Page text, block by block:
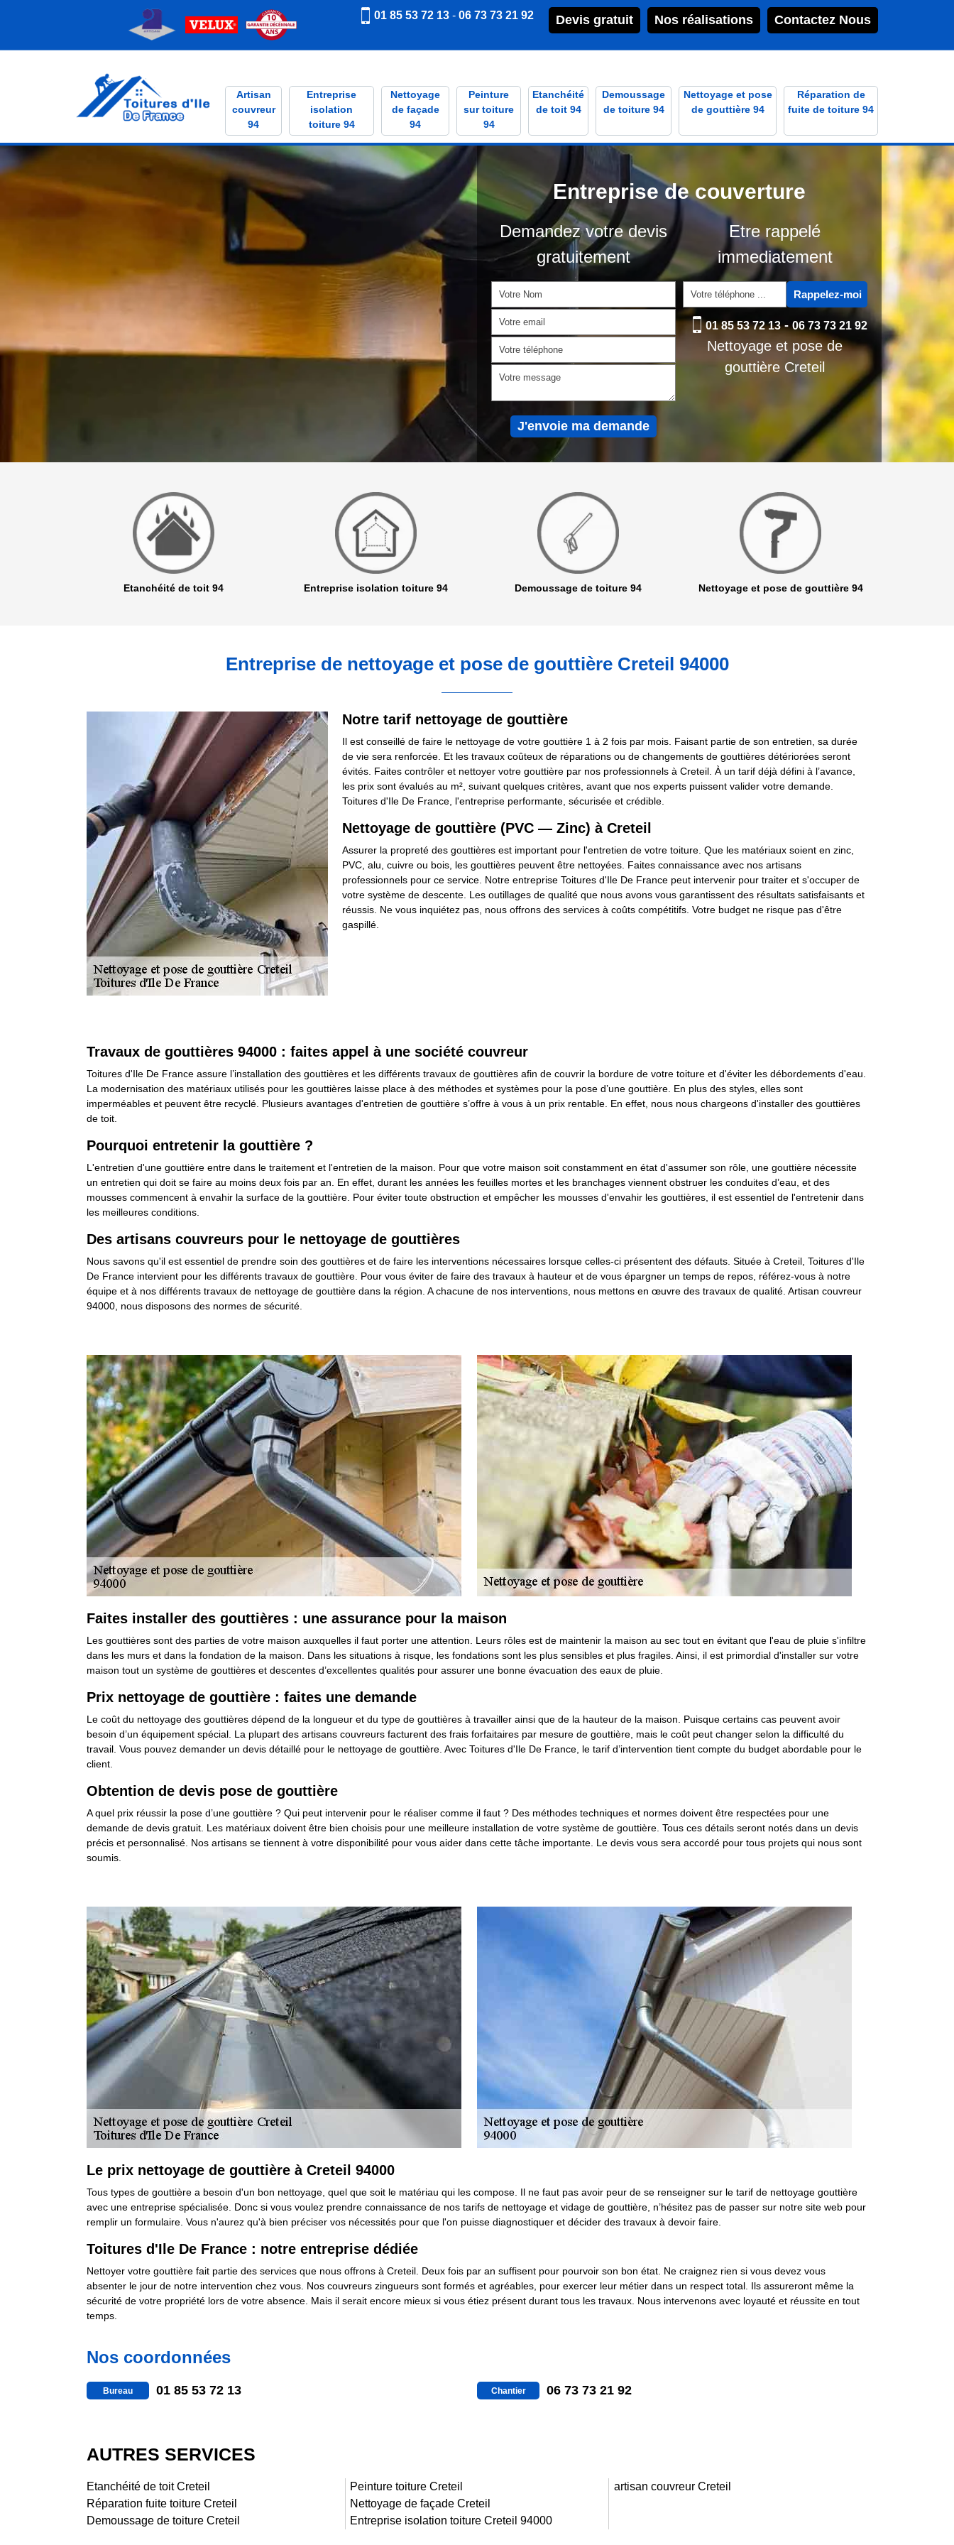
Devis gratuit Nos réalisations Contactez Nous
01 85 53 72 13 - 06 73 73 21 92
Artisan
couvreur
94
Entreprise
isolation
toiture 94
Nettoyage
de façade
94
Peinture
sur toiture
94
Etanchéité
de toit 94
Demoussage
de toiture 94
Nettoyage et pose
de gouttière 94
Réparation de
fuite de toiture 94
Entreprise de couverture
Demandez votre devis
gratuitement
Etre rappelé
immediatement
01 85 53 72 13-06 73 73 21 92
Nettoyage et pose de
gouttière Creteil
Etanchéité de toit 94 Entreprise isolation toiture 94 Demoussage de toiture 94 Nettoyage et pose de gouttière 94
Entreprise de nettoyage et pose de gouttière Creteil 94000
Notre tarif nettoyage de gouttière
Il est conseillé de faire le nettoyage de votre gouttière 1 à 2 fois par mois. Faisant partie de son entretien, sa durée
de vie sera renforcée. Et les travaux coûteux de réparations ou de changements de gouttières détériorées seront
évités. Faites contrôler et nettoyer votre gouttière par nos professionnels à Creteil. À un tarif déjà défini à l’avance,
les prix sont évalués au m², suivant quelques critères, avant que nos experts puissent valider votre demande.
Toitures d'Ile De France, l'entreprise performante, sécurisée et crédible.
Nettoyage de gouttière (PVC — Zinc) à Creteil
Assurer la propreté des gouttières est important pour l'entretien de votre toiture. Que les matériaux soient en zinc,
PVC, alu, cuivre ou bois, les gouttières peuvent être nettoyées. Faites connaissance avec nos artisans
professionnels pour ce service. Notre entreprise Toitures d'Ile De France peut intervenir pour traiter et s'occuper de
votre système de descente. Les outillages de qualité que nous avons vous garantissent des résultats satisfaisants et
réussis. Ne vous inquiétez pas, nous offrons des services à coûts compétitifs. Votre budget ne risque pas d'être
gaspillé.
Travaux de gouttières 94000 : faites appel à une société couvreur
Toitures d'Ile De France assure l’installation des gouttières et les différents travaux de gouttières afin de couvrir la bordure de votre toiture et d'éviter les débordements d'eau.
La modernisation des matériaux utilisés pour les gouttières laisse place à des méthodes et systèmes pour la pose d’une gouttière. En plus des styles, elles sont
imperméables et peuvent être recyclé. Plusieurs avantages d'entretien de gouttière s’offre à vous à un prix rentable. En effet, nous nous chargeons d'installer des gouttières
de toit.
Pourquoi entretenir la gouttière ?
L'entretien d'une gouttière entre dans le traitement et l'entretien de la maison. Pour que votre maison soit constamment en état d'assumer son rôle, une gouttière nécessite
un entretien qui doit se faire au moins deux fois par an. En effet, durant les années les feuilles mortes et les branchages viennent obstruer les conduites d’eau, et des
mousses commencent à envahir la surface de la gouttière. Pour éviter toute obstruction et empêcher les mousses d'envahir les gouttières, il est essentiel de l'entretenir dans
les meilleures conditions.
Des artisans couvreurs pour le nettoyage de gouttières
Nous savons qu'il est essentiel de prendre soin des gouttières et de faire les interventions nécessaires lorsque celles-ci présentent des défauts. Située à Creteil, Toitures d'Ile
De France intervient pour les différents travaux de gouttière. Pour vous éviter de faire des travaux à hauteur et de vous épargner un temps de repos, référez-vous à notre
équipe et à nos différents travaux de nettoyage de gouttière dans la région. A chacune de nos interventions, nous mettons en œuvre des travaux de qualité. Artisan couvreur
94000, nous disposons des normes de sécurité.
Faites installer des gouttières : une assurance pour la maison
Les gouttières sont des parties de votre maison auxquelles il faut porter une attention. Leurs rôles est de maintenir la maison au sec tout en évitant que l'eau de pluie s'infiltre
dans les murs et dans la fondation de la maison. Dans les situations à risque, les fondations sont les plus sensibles et plus fragiles. Ainsi, il est primordial d'installer sur votre
maison tout un système de gouttières et descentes d’excellentes qualités pour assurer une bonne évacuation des eaux de pluie.
Prix nettoyage de gouttière : faites une demande
Le coût du nettoyage des gouttières dépend de la longueur et du type de gouttières à travailler ainsi que de la hauteur de la maison. Puisque certains cas peuvent avoir
besoin d’un équipement spécial. La plupart des artisans couvreurs facturent des frais forfaitaires par mesure de gouttière, mais le coût peut changer selon la difficulté du
travail. Vous pouvez demander un devis détaillé pour le nettoyage de gouttière. Avec Toitures d'Ile De France, le tarif d’intervention tient compte du budget abordable pour le
client.
Obtention de devis pose de gouttière
A quel prix réussir la pose d’une gouttière ? Qui peut intervenir pour le réaliser comme il faut ? Des méthodes techniques et normes doivent être respectées pour une
demande de devis gratuit. Les matériaux doivent être bien choisis pour une meilleure installation de votre système de gouttière. Tous ces détails seront notés dans un devis
précis et personnalisé. Nos artisans se tiennent à votre disponibilité pour vous aider dans cette tâche importante. Le devis vous sera accordé pour tous projets qui nous sont
soumis.
Le prix nettoyage de gouttière à Creteil 94000
Tous types de gouttière a besoin d'un bon nettoyage, quel que soit le matériau qui les compose. Il ne faut pas avoir peur de se renseigner sur le tarif de nettoyage gouttière
avec une entreprise spécialisée. Donc si vous voulez prendre connaissance de nos tarifs de nettoyage et vidage de gouttière, n’hésitez pas de passer sur notre site web pour
remplir un formulaire. Vous n'aurez qu'à bien préciser vos nécessités pour que l'on puisse diagnostiquer et décider des travaux à devoir faire.
Toitures d'Ile De France : notre entreprise dédiée
Nettoyer votre gouttière fait partie des services que nous offrons à Creteil. Deux fois par an suffisent pour pourvoir son bon état. Ne craignez rien si vous devez vous
absenter le jour de notre intervention chez vous. Nos couvreurs zingueurs sont formés et agréables, pour exercer leur métier dans un respect total. Ils assureront même la
sécurité de votre propriété lors de votre absence. Mais il serait encore mieux si vous étiez présent durant tous les travaux. Nous intervenons avec loyauté et réussite en tout
temps.
Nos coordonnées
Bureau 01 85 53 72 13 Chantier 06 73 73 21 92
AUTRES SERVICES
Etanchéité de toit Creteil
Réparation fuite toiture Creteil
Demoussage de toiture Creteil
Peinture toiture Creteil
Nettoyage de façade Creteil
Entreprise isolation toiture Creteil 94000
artisan couvreur Creteil